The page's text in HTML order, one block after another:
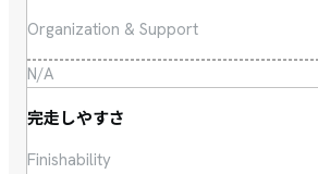
Organization & Support
N/A
完走しやすさ
Finishability